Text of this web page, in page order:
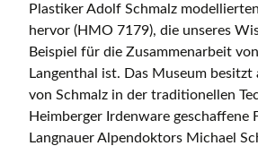
Plastiker Adolf Schmalz
hervor (HMO 7179), die unseres
Beispiel für die Zusammenarbeit
Langenthal ist. Das Museum besitzt
von Schmalz in der traditionellen
Heimberger Irdenware geschaffene
Langnauer Alpendoktors Michael